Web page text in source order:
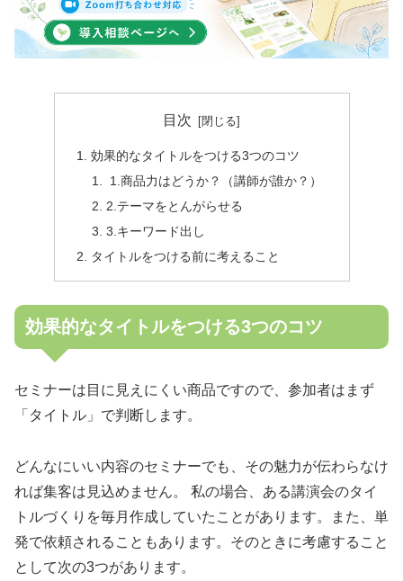
目次
効果的なタイトルをつける3つのコツ
1.商品力はどうか？（講師が誰か？）
2.テーマをとんがらせる
3.キーワード出し
タイトルをつける前に考えること
効果的なタイトルをつける3つのコツ
セミナーは目に見えにくい商品ですので、参加者はまず
「タイトル」で判断します。
どんなにいい内容のセミナーでも、その魅力が伝わらなけ
れば集客は見込めません。 私の場合、ある講演会のタイ
トルづくりを毎月作成していたことがあります。また、単
発で依頼されることもあります。そのときに考慮すること
として次の3つがあります。